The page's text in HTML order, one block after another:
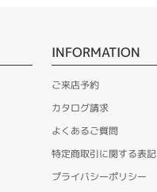
INFORMATION
ご来店予約
カタログ請求
よくあるご質問
特定商取引に関する表記
プライバシーポリシー